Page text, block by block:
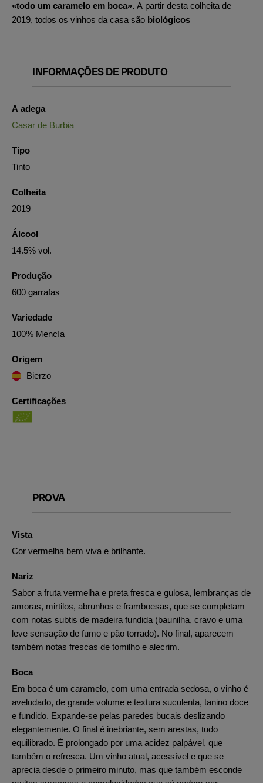
«todo um caramelo em boca». A partir desta colheita de
2019, todos os vinhos da casa são biológicos
INFORMAÇÕES DE PRODUTO
A adega
Casar de Burbia
Tipo
Tinto
Colheita
2019
Álcool
14.5% vol.
Produção
600 garrafas
Variedade
100% Mencía
Origem
Bierzo
Certificações
PROVA
Vista
Cor vermelha bem viva e brilhante.
Nariz
Sabor a fruta vermelha e preta fresca e gulosa, lembranças de
amoras, mirtilos, abrunhos e framboesas, que se completam
com notas subtis de madeira fundida (baunilha, cravo e uma
leve sensação de fumo e pão torrado). No final, aparecem
também notas frescas de tomilho e alecrim.
Boca
Em boca é um caramelo, com uma entrada sedosa, o vinho é
aveludado, de grande volume e textura suculenta, tanino doce
e fundido. Expande-se pelas paredes bucais deslizando
elegantemente. O final é inebriante, sem arestas, tudo
equilibrado. É prolongado por uma acidez palpável, que
também o refresca. Um vinho atual, acessível e que se
aprecia desde o primeiro minuto, mas que também esconde